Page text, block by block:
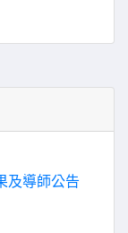
及導師公告